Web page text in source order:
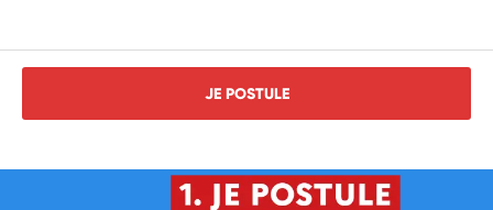
JE POSTULE